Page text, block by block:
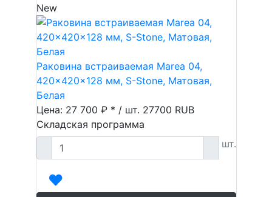
New
Раковина встраиваемая Marea 04,
420x420x128 мм, S-Stone, Матовая,
Белая
Цена: 27 700 ₽ * / шт. 27700 RUB
Складская программа
шт.